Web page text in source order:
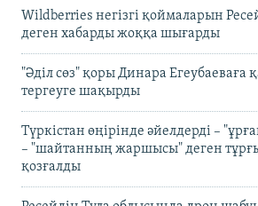
Wildberries негізгі қоймаларын
деген хабарды жоққа шығарды
"Әділ сөз" қоры Динара Егеубаеваға
тергеуге шақырды
Түркістан өңірінде әйелдерді –
– "шайтанның жаршысы" деген
қозғалды